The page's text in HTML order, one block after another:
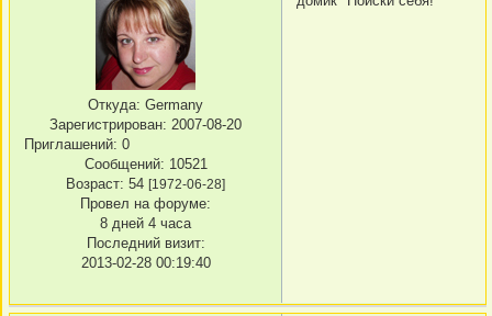
Откуда: Germany
Зарегистрирован: 2007-08-20
Приглашений: 0
Сообщений: 10521
Возраст: 54 [1972-06-28]
Провел на форуме:
8 дней 4 часа
Последний визит:
2013-02-28 00:19:40